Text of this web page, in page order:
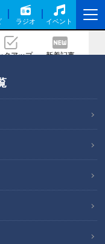
ラジオ イベント
クアップ 新着記事
が、日本
報道部門で